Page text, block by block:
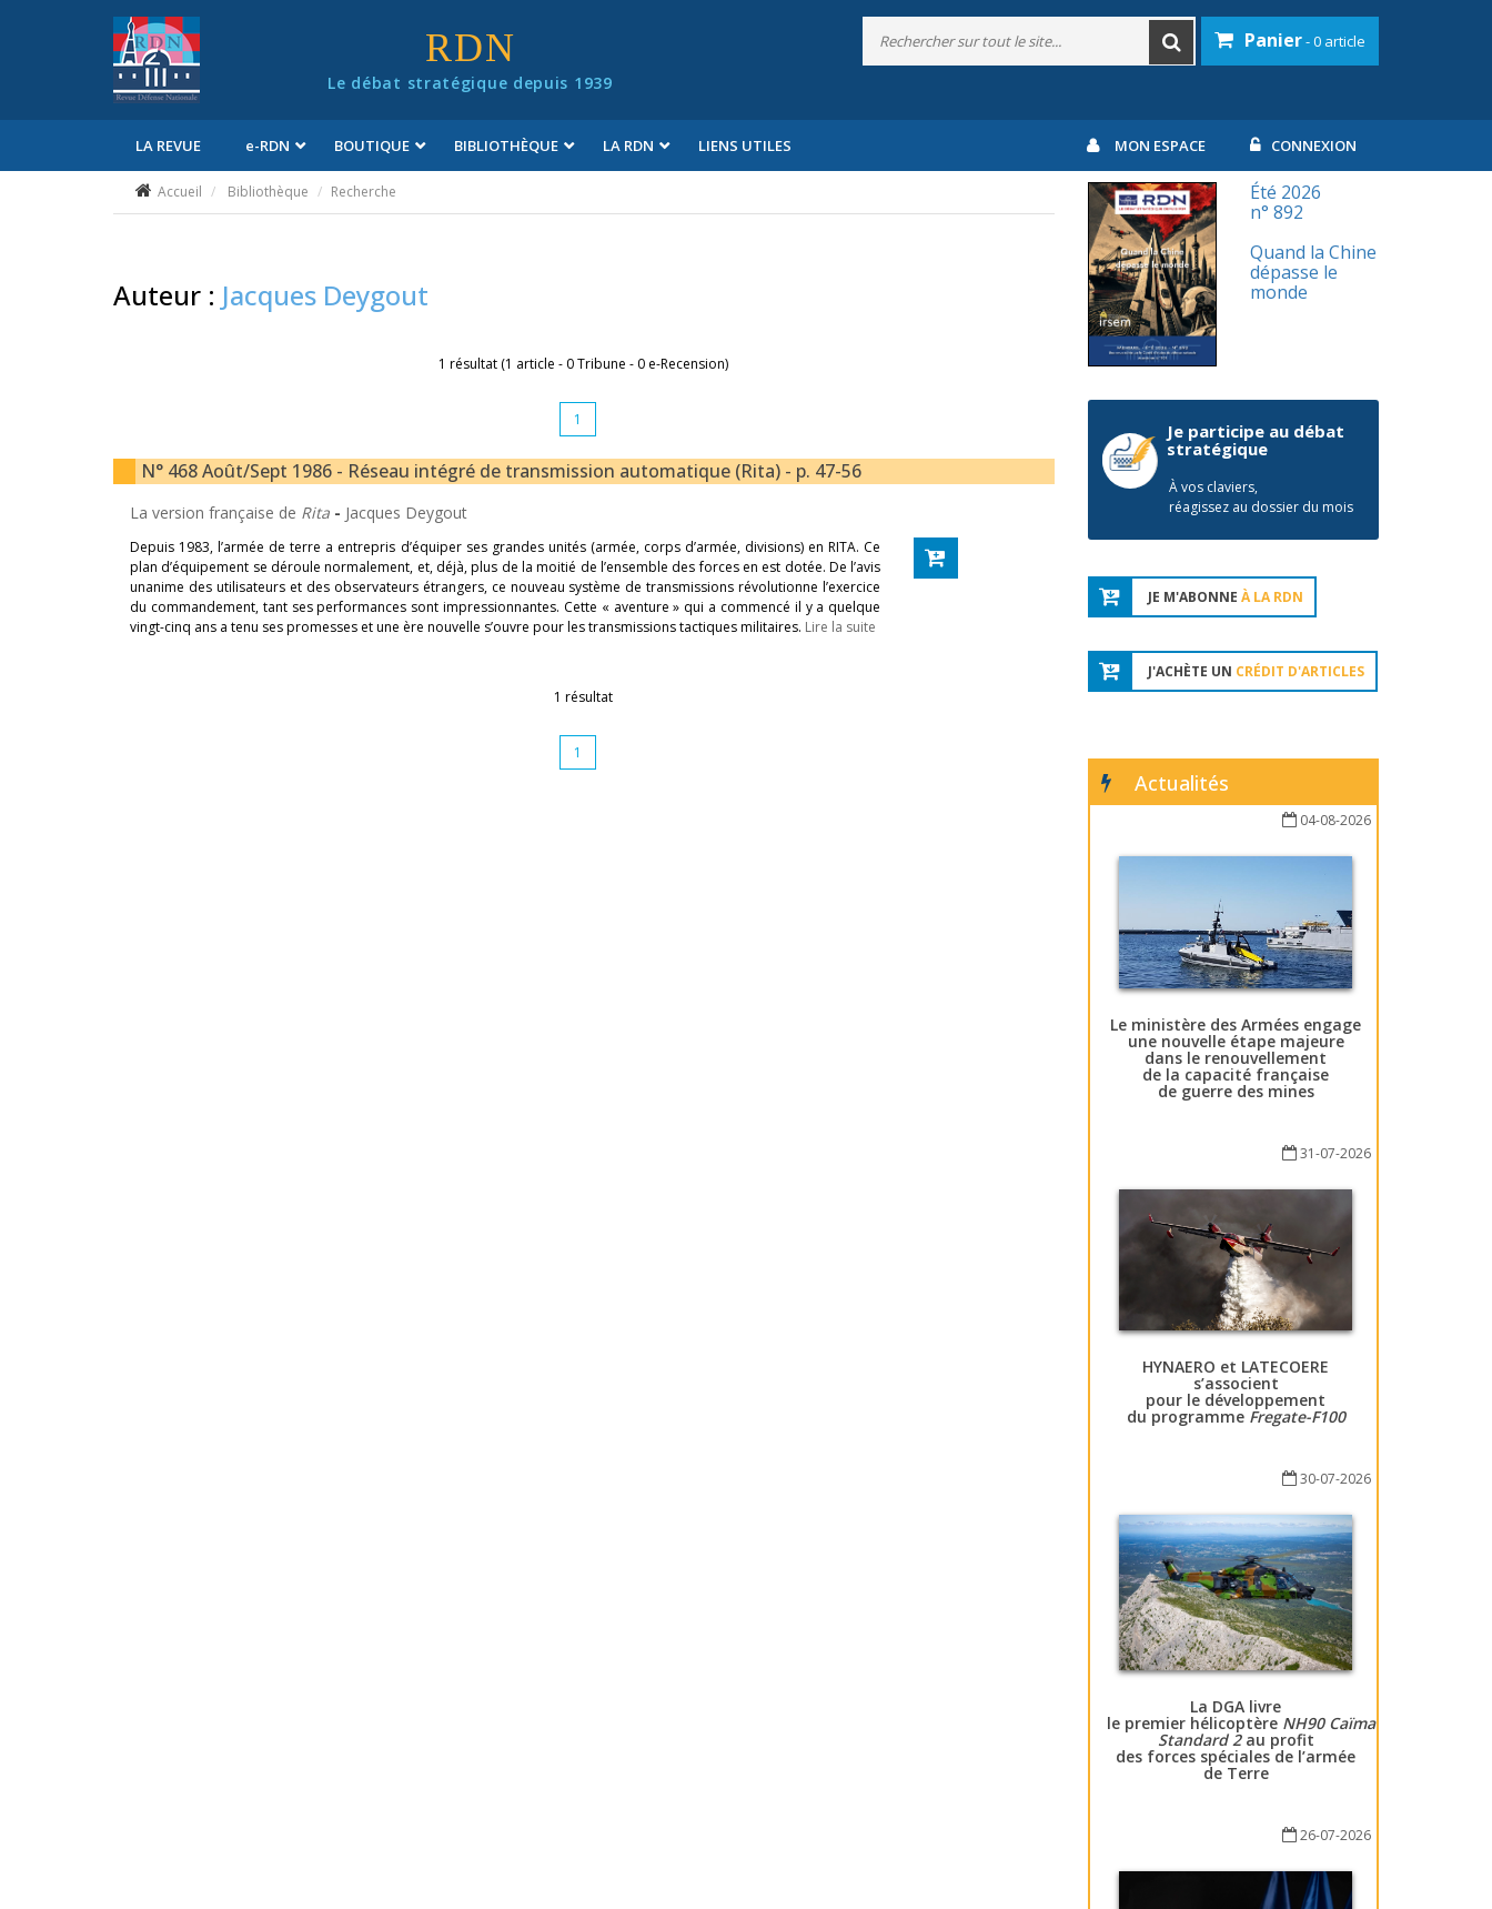
RDN
Le débat stratégique depuis 1939
Panier- 0 article
LA REVUE e-RDN BOUTIQUE BIBLIOTHÈQUE LA RDN LIENS UTILES MON ESPACE CONNEXION
Accueil Bibliothèque Recherche
Auteur : Jacques Deygout
1 résultat (1 article - 0 Tribune - 0 e-Recension)
1
N° 468 Août/Sept 1986 - Réseau intégré de transmission automatique (Rita) - p. 47-56
La version française de Rita - Jacques Deygout
Depuis 1983, l’armée de terre a entrepris d’équiper ses grandes unités (armée, corps d’armée, divisions) en RITA. Ce
plan d’équipement se déroule normalement, et, déjà, plus de la moitié de l’ensemble des forces en est dotée. De l’avis
unanime des utilisateurs et des observateurs étrangers, ce nouveau système de transmissions révolutionne l’exercice
du commandement, tant ses performances sont impressionnantes. Cette « aventure » qui a commencé il y a quelque
vingt-cinq ans a tenu ses promesses et une ère nouvelle s’ouvre pour les transmissions tactiques militaires. Lire la suite
1 résultat
1
Été 2026
n° 892
Quand la Chine
dépasse le
monde
Je participe au débat
stratégique
À vos claviers,
réagissez au dossier du mois
JE M'ABONNE À LA RDN
J'ACHÈTE UN CRÉDIT D'ARTICLES
Actualités
04-08-2026
Le ministère des Armées engage
une nouvelle étape majeure
dans le renouvellement
de la capacité française
de guerre des mines
31-07-2026
HYNAERO et LATECOERE
s’associent
pour le développement
du programme Fregate-F100
30-07-2026
La DGA livre
le premier hélicoptère NH90 Caïman
Standard 2au profit
des forces spéciales de l’armée
de Terre
26-07-2026